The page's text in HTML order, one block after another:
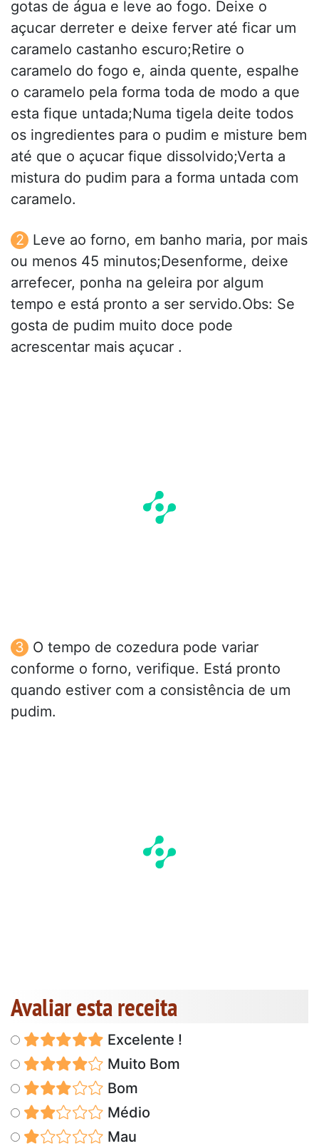
gotas de água e leve ao fogo. Deixe o
açucar derreter e deixe ferver até ficar um
caramelo castanho escuro;Retire o
caramelo do fogo e, ainda quente, espalhe
o caramelo pela forma toda de modo a que
esta fique untada;Numa tigela deite todos
os ingredientes para o pudim e misture bem
até que o açucar fique dissolvido;Verta a
mistura do pudim para a forma untada com
caramelo.
Leve ao forno, em banho maria, por mais
ou menos 45 minutos;Desenforme, deixe
arrefecer, ponha na geleira por algum
tempo e está pronto a ser servido.Obs: Se
gosta de pudim muito doce pode
acrescentar mais açucar .
O tempo de cozedura pode variar
conforme o forno, verifique. Está pronto
quando estiver com a consistência de um
pudim.
Avaliar esta receita
Excelente !
Muito Bom
Bom
Médio
Mau